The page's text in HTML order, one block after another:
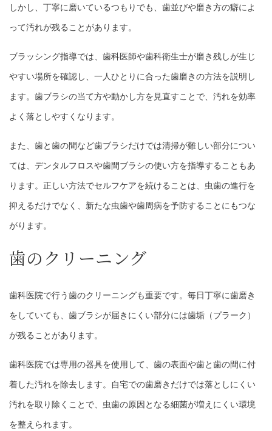
しかし、丁寧に磨いているつもりでも、歯並びや磨き方の癖によ
って汚れが残ることがあります。
ブラッシング指導では、歯科医師や歯科衛生士が磨き残しが生じ
やすい場所を確認し、一人ひとりに合った歯磨きの方法を説明し
ます。歯ブラシの当て方や動かし方を見直すことで、汚れを効率
よく落としやすくなります。
また、歯と歯の間など歯ブラシだけでは清掃が難しい部分につい
ては、デンタルフロスや歯間ブラシの使い方を指導することもあ
ります。正しい方法でセルフケアを続けることは、虫歯の進行を
抑えるだけでなく、新たな虫歯や歯周病を予防することにもつな
がります。
歯のクリーニング
歯科医院で行う歯のクリーニングも重要です。毎日丁寧に歯磨き
をしていても、歯ブラシが届きにくい部分には歯垢（プラーク）
が残ることがあります。
歯科医院では専用の器具を使用して、歯の表面や歯と歯の間に付
着した汚れを除去します。自宅での歯磨きだけでは落としにくい
汚れを取り除くことで、虫歯の原因となる細菌が増えにくい環境
を整えられます。